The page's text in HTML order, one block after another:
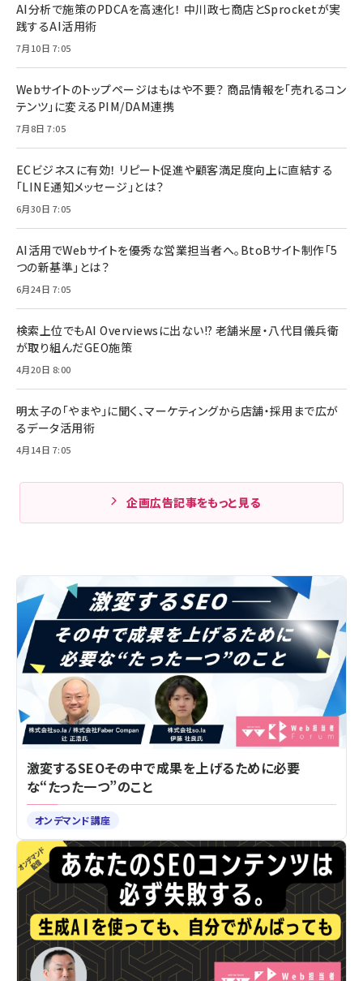
AI分析で施策のPDCAを高速化！ 中川政七商店とSprocketが実
践するAI活用術
7月10日 7:05
Webサイトのトップページはもはや不要？ 商品情報を「売れるコン
テンツ」に変えるPIM/DAM連携
7月8日 7:05
ECビジネスに有効！ リピート促進や顧客満足度向上に直結する
「LINE通知メッセージ」とは？
6月30日 7:05
AI活用でWebサイトを優秀な営業担当者へ。BtoBサイト制作「5
つの新基準」とは？
6月24日 7:05
検索上位でもAI Overviewsに出ない!? 老舗米屋・八代目儀兵衛
が取り組んだGEO施策
4月20日 8:00
明太子の「やまや」に聞く、マーケティングから店舗・採用まで広が
るデータ活用術
4月14日 7:05
企画広告記事をもっと見る
激変するSEO――その中で成果を上げるために必要
な“たった一つ”のこと
オンデマンド講座